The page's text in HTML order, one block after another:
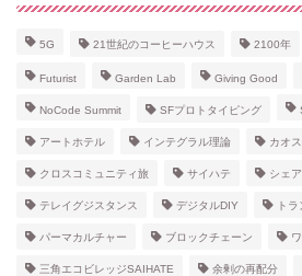
5G 21世紀のコーヒーハウス 2100年
Futurist Garden Lab Giving Good
NoCode Summit SFプロトタイピング
アートホテル インテグラル理論 カオ
クロスコミュニティ旅 サイハテ シェ
テレイグジスタンス デジタルDIY ト
パーマカルチャー ブロックチェーン
三角エコビレッジSAIHATE 余剰の再配分